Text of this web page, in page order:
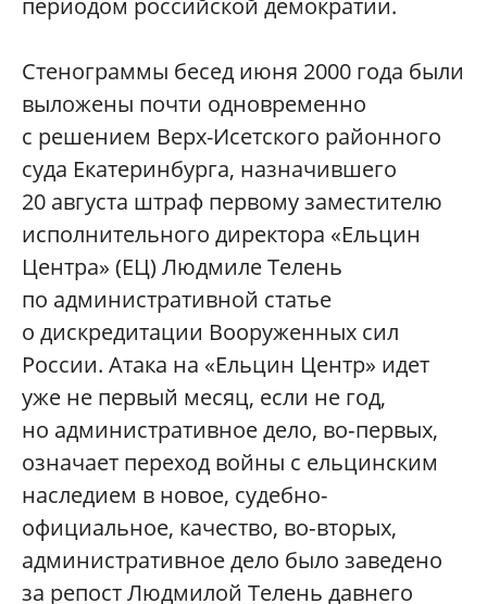
периодом российской демократии.
Стенограммы бесед июня 2000 года были
выложены почти одновременно
с решением Верх-Исетского районного
суда Екатеринбурга, назначившего
20 августа штраф первому заместителю
исполнительного директора «Ельцин
Центра» (ЕЦ) Людмиле Телень
по административной статье
о дискредитации Вооруженных сил
России. Атака на «Ельцин Центр» идет
уже не первый месяц, если не год,
но административное дело, во‑первых,
означает переход войны с ельцинским
наследием в новое, судебно-
официальное, качество, во‑вторых,
административное дело было заведено
за репост Людмилой Телень давнего